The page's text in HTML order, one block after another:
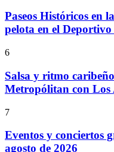
Paseos Históricos en
pelota en el
6
Salsa y ritmo
Metropólitan con Los
7
Eventos y conciertos
agosto de 2026